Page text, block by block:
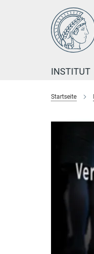
INSTITUT
Startseite